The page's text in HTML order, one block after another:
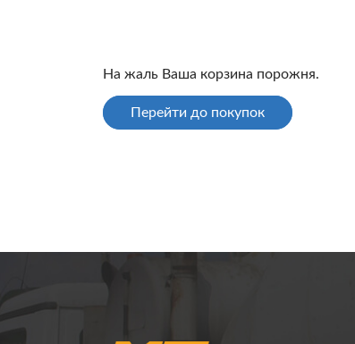
На жаль Ваша корзина порожня.
Перейти до покупок